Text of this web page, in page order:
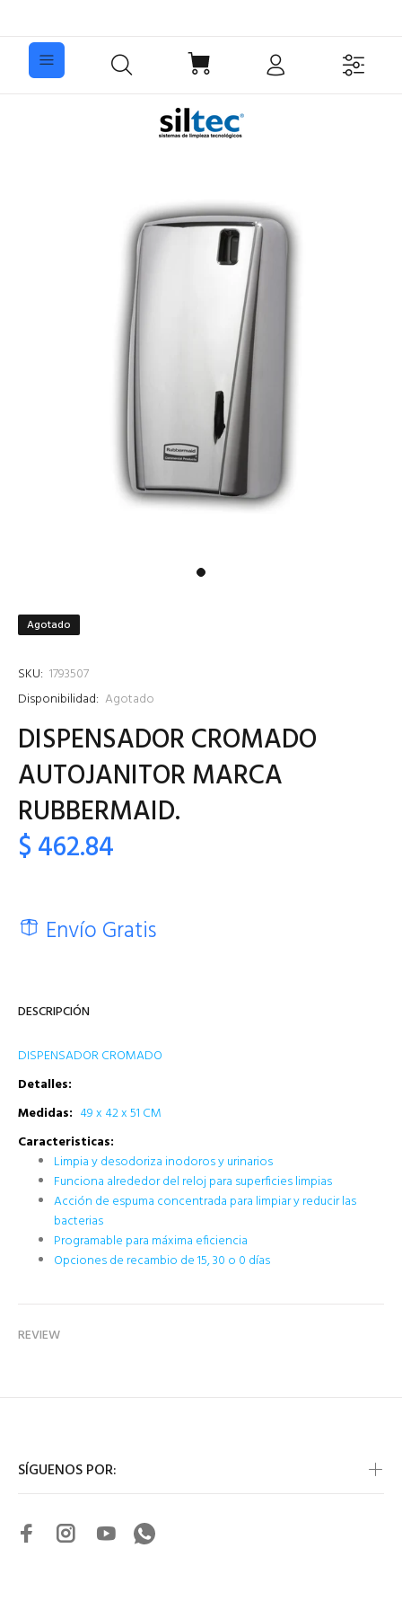
Agotado
SKU: 1793507
Disponibilidad: Agotado
DISPENSADOR CROMADO
AUTOJANITOR MARCA
RUBBERMAID.
$ 462.84
Envío Gratis
DESCRIPCIÓN
DISPENSADOR CROMADO
Detalles:
Medidas: 49 x 42 x 51 CM
Caracteristicas:
Limpia y desodoriza inodoros y urinarios
Funciona alrededor del reloj para superficies limpias
Acción de espuma concentrada para limpiar y reducir las
bacterias
Programable para máxima eficiencia
Opciones de recambio de 15, 30 o 0 días
REVIEW
SÍGUENOS POR: